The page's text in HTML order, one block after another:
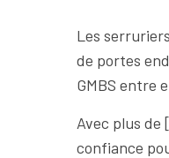
Les
de portes
GMBS entre
Avec plus de
confiance